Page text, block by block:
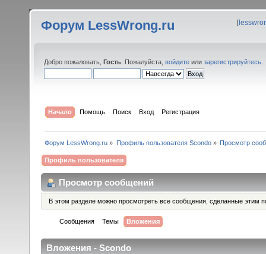
Форум LessWrong.ru [
Добро пожаловать, Гость . Пожалуйста, войдите или зарегистрируйтесь
Начало Помощь Поиск Вход Регистрация
Форум LessWrong.ru » Профиль пользователя Scondo» Просмотр
Профиль пользователя
Просмотр сообщений
В этом разделе можно просмотреть все сообщения, сделанные этим
Сообщения Темы Вложения
Вложения - Scondo